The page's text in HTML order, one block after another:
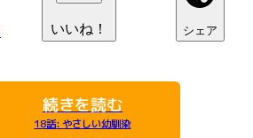
いいね！ シェア
続きを読む
18話: やさしい幼馴染